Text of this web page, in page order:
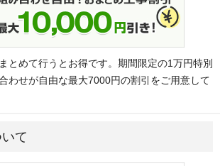
とめて行うとお得です。期間限定の1万円特別
わせが自由な最大7000円の割引をご用意して
て